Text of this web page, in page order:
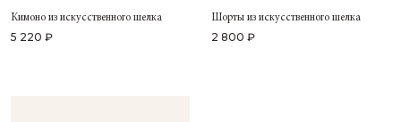
Кимоно из искусственного шелка
5 220 ₽
Шорты из искусственного шелка
2 800 ₽